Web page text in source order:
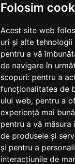
Folosim
Acest site web
uri și alte tehnologii
pentru a vă
de navigare în
scopuri: pentru a
funcționalitatea de
ului web, pentru a
experiență mai
pentru a vă măsura
de produsele și
și pentru a
interacțiunile de